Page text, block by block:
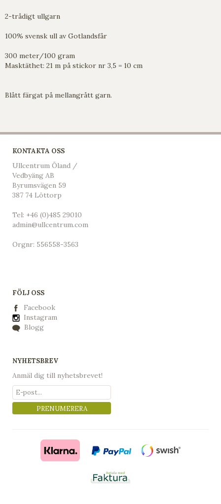
2-trådigt ullgarn
100% svensk ull av Gotlandsfår
300 meter/100 gram
Masktäthet: 21 m på stickor nr 3,5 = 10 cm
Blått färgat på mellangrått garn.
KONTAKTA OSS
Ullcentrum Öland /
Vedbyäng AB
Byrumsvägen 59
387 74 Löttorp
Tel: +46 (0)485 29010
admin@ullcentrum.com
Orgnr: 556558-3563
FÖLJ OSS
Facebook
Instagram
Blogg
NYHETSBREV
Anmäl dig till nyhetsbrevet!
PRENUMERERA